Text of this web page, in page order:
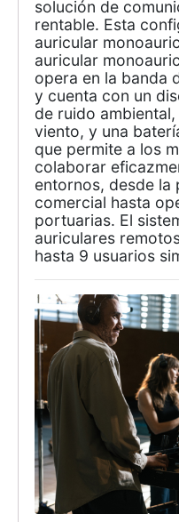
solución de
rentable. Esta
auricular
auricular
opera en la banda
y cuenta con un
de ruido
viento, y una
que permite a los
colaborar
entornos, desde
comercial hasta
portuarias. El
auriculares
hasta 9 usuarios